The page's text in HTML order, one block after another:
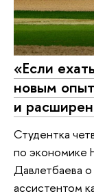
«Если
новым
и
Студентка
по
Давлетбаева
ассистентом